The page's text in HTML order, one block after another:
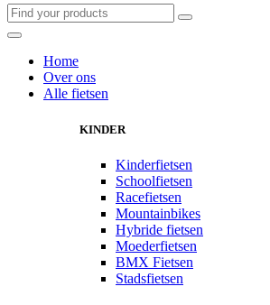
Home
Over ons
Alle fietsen
KINDER
Kinderfietsen
Schoolfietsen
Racefietsen
Mountainbikes
Hybride fietsen
Moederfietsen
BMX Fietsen
Stadsfietsen